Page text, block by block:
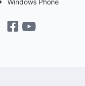
Windows Phone